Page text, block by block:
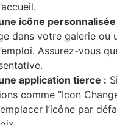
icône personnalisée
dans votre galerie ou
Assurez-vous
application tierce :
comme “Icon
l’icône par